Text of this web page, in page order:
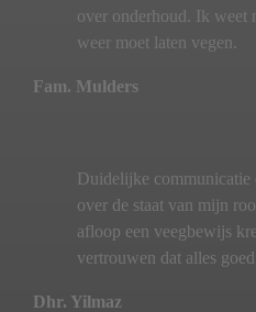
over onderhoud. Ik weet
weer moet laten vegen.
Fam. Mulders
Duidelijke communicatie
over de staat van mijn
afloop een veegbewijs
vertrouwen dat alles
Dhr. Yilmaz